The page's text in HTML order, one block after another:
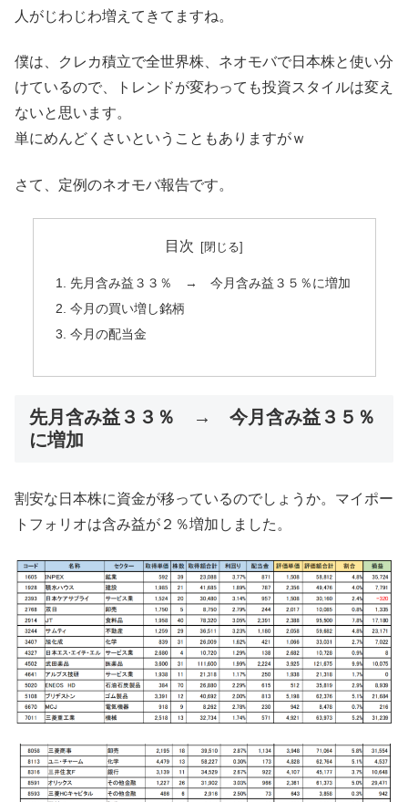
人がじわじわ増えてきてますね。
僕は、クレカ積立で全世界株、ネオモバで日本株と使い分
けているので、トレンドが変わっても投資スタイルは変え
ないと思います。
単にめんどくさいということもありますがｗ
さて、定例のネオモバ報告です。
目次
先月含み益３３％ → 今月含み益３５％に増加
今月の買い増し銘柄
今月の配当金
先月含み益３３％ → 今月含み益３５％
に増加
割安な日本株に資金が移っているのでしょうか。マイポー
トフォリオは含み益が２％増加しました。